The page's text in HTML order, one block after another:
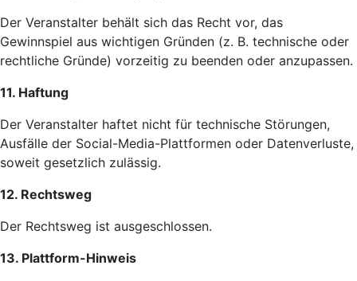
Der Veranstalter behält sich das Recht vor, das
Gewinnspiel aus wichtigen Gründen (z. B. technische oder
rechtliche Gründe) vorzeitig zu beenden oder anzupassen.
11. Haftung
Der Veranstalter haftet nicht für technische Störungen,
Ausfälle der Social-Media-Plattformen oder Datenverluste,
soweit gesetzlich zulässig.
12. Rechtsweg
Der Rechtsweg ist ausgeschlossen.
13. Plattform-Hinweis